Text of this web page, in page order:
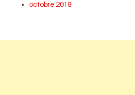
octobre 2018